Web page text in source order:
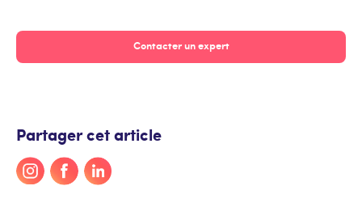
Contacter un expert
Partager cet article